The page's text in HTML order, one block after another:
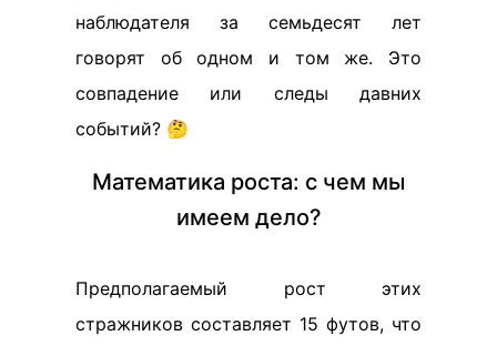
наблюдателя за семьдесят лет
говорят об одном и том же. Это
совпадение или следы давних
событий? 🤔
Математика роста: с чем мы
имеем дело?
Предполагаемый рост этих
стражников составляет 15 футов, что